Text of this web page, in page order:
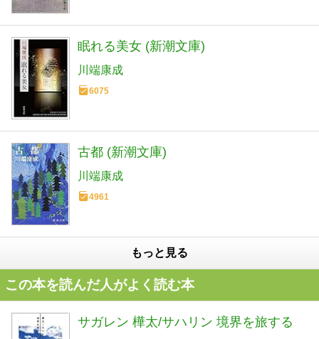
眠れる美女 (新潮文庫)
川端康成
6075
古都 (新潮文庫)
川端康成
4961
もっと見る
この本を読んだ人がよく読む本
サガレン 樺太/サハリン 境界を旅する